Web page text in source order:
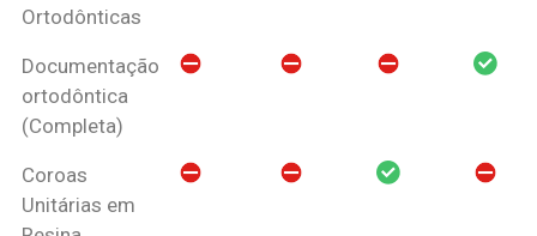
Ortodônticas
Documentação
ortodôntica
(Completa)
Coroas
Unitárias em